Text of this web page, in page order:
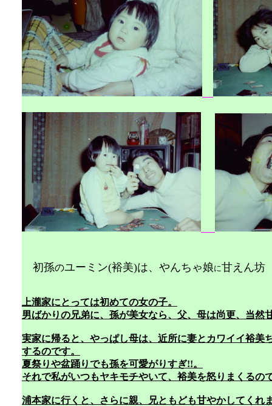
初孫のユーミン(裕美)は、やんちゃ娘に甘
上瀧家にとっては初めての女の子。
男ばかりの兄弟に、孫が美女なら、父、母は尚更、当然
実家に帰ると、やっぱし母は、近所に妻とカワイイ裕美
するのです。
夏祭りや盆踊りでも孫を可愛がりすぎ!!。
それで私がいつもヤキモチやいて、裕美を怒りまくるの
浦本家に行くと、さらに親、兄ともども甘やかしてくれ